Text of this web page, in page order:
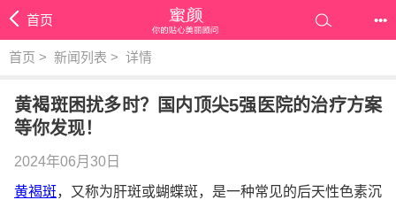
首页 •••
首页 > 新闻列表 > 详情
黄褐斑困扰多时？国内顶尖5强医院的治疗方案
等你发现！
2024年06月30日
黄褐斑，又称为肝斑或蝴蝶斑，是一种常见的后天性色素沉